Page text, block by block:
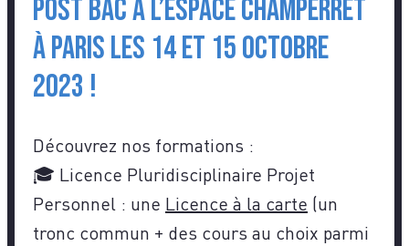
Post Bac à l’Espace Champerret
à Paris les 14 et 15 octobre
2023 !
Découvrez nos formations :
🎓 Licence Pluridisciplinaire Projet
Personnel : une Licence à la carte (un
tronc commun + des cours au choix parmi